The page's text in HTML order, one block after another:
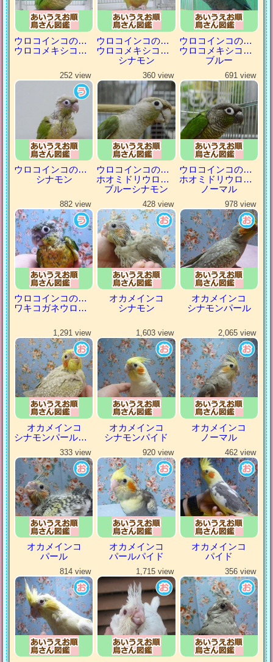
ウロコインコの仲間
ウロコメキシコインコ
ウロコインコの仲間
ウロコメキシコインコ
シナモン
ウロコインコの仲間
ウロコメキシコインコ
ブルー
252 view
ウロコインコの仲間
シナモン
360 view
ウロコインコの仲間
ホオミドリウロコインコ
ブルーシナモン
691 view
ウロコインコの仲間
ホオミドリウロコインコ
ノーマル
882 view
ウロコインコの仲間
ワキコガネウロコインコ
428 view
オカメインコ
シナモン
978 view
オカメインコ
シナモンパール
1,291 view
オカメインコ
シナモンパールパイド
1,603 view
オカメインコ
シナモンパイド
2,065 view
オカメインコ
ノーマル
333 view
オカメインコ
パール
920 view
オカメインコ
パールパイド
462 view
オカメインコ
パイド
814 view 1,715 view 356 view